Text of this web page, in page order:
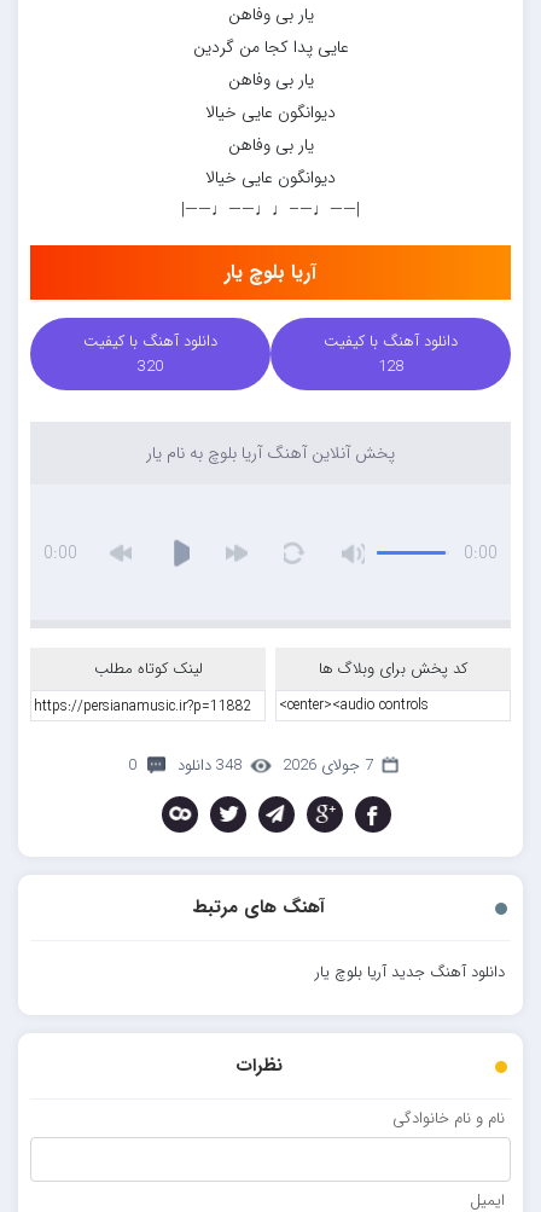
یار بی وفاهن
عایی پدا کجا من گردین
یار بی وفاهن
دیوانگون عایی خیالا
یار بی وفاهن
دیوانگون عایی خیالا
|——♩—–♩♩——♩——|
آریا بلوچ یار
دانلود آهنگ با کیفیت
128
دانلود آهنگ با کیفیت
320
پخش آنلاین آهنگ آریا بلوچ به نام یار
0:00
0:00
کد پخش برای وبلاگ ها لینک کوتاه مطلب
7 جولای 2026 348 دانلود 0
آهنگ های مرتبط
دانلود آهنگ جدید آریا بلوچ یار
نظرات
نام و نام خانوادگی
ایمیل